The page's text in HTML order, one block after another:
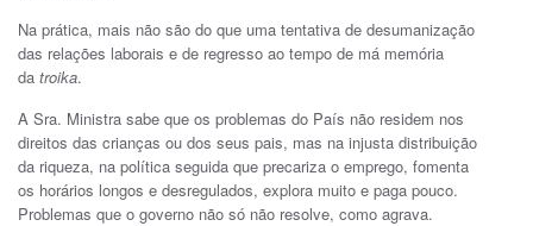
Na prática, mais não são do que uma tentativa de desumanização
das relações laborais e de regresso ao tempo de má memória
da troika.
A Sra. Ministra sabe que os problemas do País não residem nos
direitos das crianças ou dos seus pais, mas na injusta distribuição
da riqueza, na política seguida que precariza o emprego, fomenta
os horários longos e desregulados, explora muito e paga pouco.
Problemas que o governo não só não resolve, como agrava.